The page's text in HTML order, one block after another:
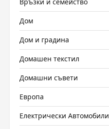
Дом
Дом и градина
Домашен текстил
Домашни съвети
Европа
Електрически Автомобили